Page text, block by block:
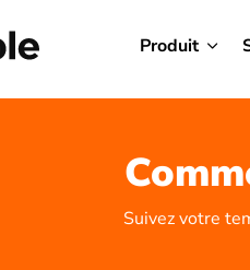
Produit
Suivez votre